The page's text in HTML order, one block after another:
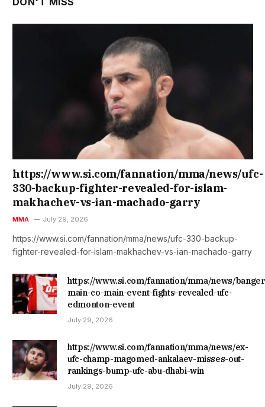
https://www.si.com/fannation/mma/news/ufc-
330-backup-fighter-revealed-for-islam-
makhachev-vs-ian-machado-garry
MMA July 29, 2026
https://www.si.com/fannation/mma/news/ufc-330-backup-
fighter-revealed-for-islam-makhachev-vs-ian-machado-garry
https://www.si.com/fannation/mma/news/
main-co-main-event-fights-revealed-ufc-
edmonton-event
July 29, 2026
https://www.si.com/fannation/mma/news/ex-
ufc-champ-magomed-ankalaev-misses-out-
rankings-bump-ufc-abu-dhabi-win
July 29, 2026